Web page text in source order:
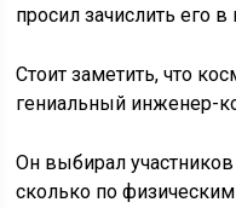
просил зачислить его
Стоит заметить, что
гениальный инженер-
Он выбирал участников
сколько по